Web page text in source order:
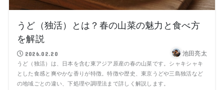
うど（独活）とは？春の山菜の魅力と食べ方
を解説
2026.02.20 池田亮太
うど（独活）は、日本を含む東アジア原産の春の山菜です。シャキシャキ
とした食感と爽やかな香りが特徴。特徴や歴史、東京うどや三島独活など
の地域ごとの違い、下処理や調理法まで詳しく解説します。